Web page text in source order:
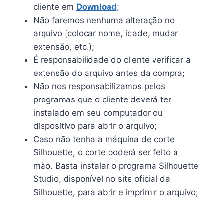
cliente em Download;
Não faremos nenhuma alteração no
arquivo (colocar nome, idade, mudar
extensão, etc.);
É responsabilidade do cliente verificar a
extensão do arquivo antes da compra;
Não nos responsabilizamos pelos
programas que o cliente deverá ter
instalado em seu computador ou
dispositivo para abrir o arquivo;
Caso não tenha a máquina de corte
Silhouette, o corte poderá ser feito à
mão. Basta instalar o programa Silhouette
Studio, disponível no site oficial da
Silhouette, para abrir e imprimir o arquivo;